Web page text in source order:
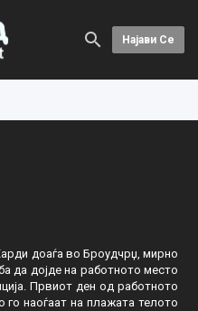
Најави Се
доаѓа во Броудчрџ, мирно
да дојде на работното место
Првиот ден од работното
го наоѓаат на плажата телото